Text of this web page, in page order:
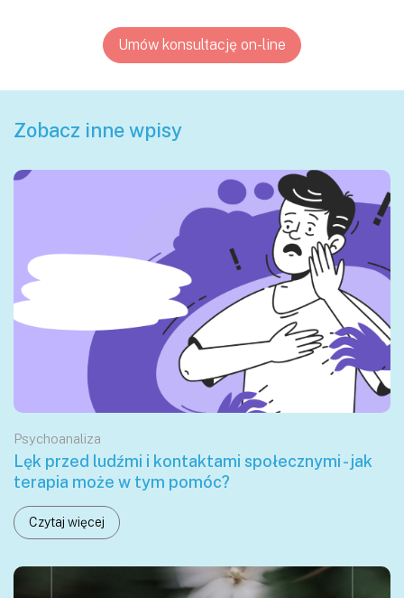
Umów konsultację on-line
Zobacz inne wpisy
Psychoanaliza
Lęk przed ludźmi i kontaktami społecznymi - jak
terapia może w tym pomóc?
Czytaj więcej